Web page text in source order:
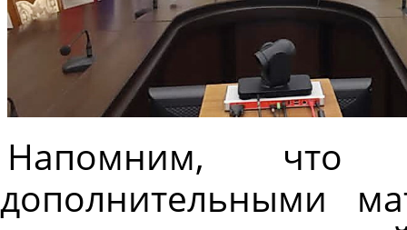
Напомним, что
дополнительными